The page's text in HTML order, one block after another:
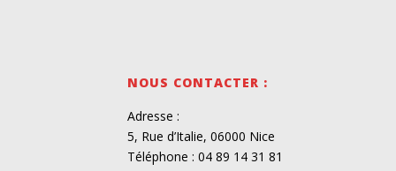
NOUS CONTACTER :
Adresse :
5, Rue d’Italie, 06000 Nice
Téléphone : 04 89 14 31 81